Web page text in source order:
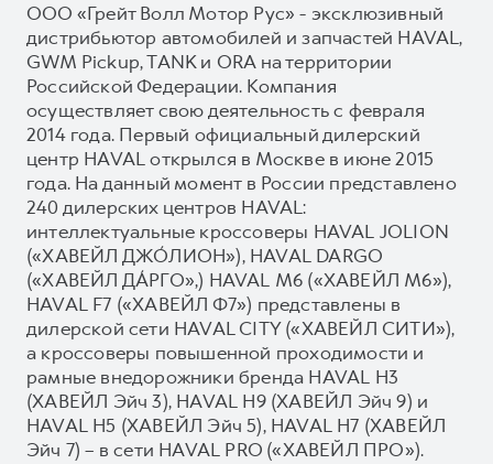
ООО «Грейт Волл Мотор Рус» - эксклюзивный
дистрибьютор автомобилей и запчастей HAVAL,
GWM Pickup, TANK и ORA на территории
Российской Федерации. Компания
осуществляет свою деятельность с февраля
2014 года. Первый официальный дилерский
центр HAVAL открылся в Москве в июне 2015
года. На данный момент в России представлено
240 дилерских центров HAVAL:
интеллектуальные кроссоверы HAVAL JOLION
(«ХАВЕЙЛ ДЖО́ЛИОН»), HAVAL DARGO
(«ХАВЕЙЛ ДА́РГО»,) HAVAL М6 («ХАВЕЙЛ M6»),
HAVAL F7 («ХАВЕЙЛ Ф7») представлены в
дилерской сети HAVAL CITY («ХАВЕЙЛ СИТИ»),
а кроссоверы повышенной проходимости и
рамные внедорожники бренда HAVAL H3
(ХАВЕЙЛ Эйч 3), HAVAL H9 (ХАВЕЙЛ Эйч 9) и
HAVAL H5 (ХАВЕЙЛ Эйч 5), HAVAL H7 (ХАВЕЙЛ
Эйч 7) – в сети HAVAL PRO («ХАВЕЙЛ ПРО»).